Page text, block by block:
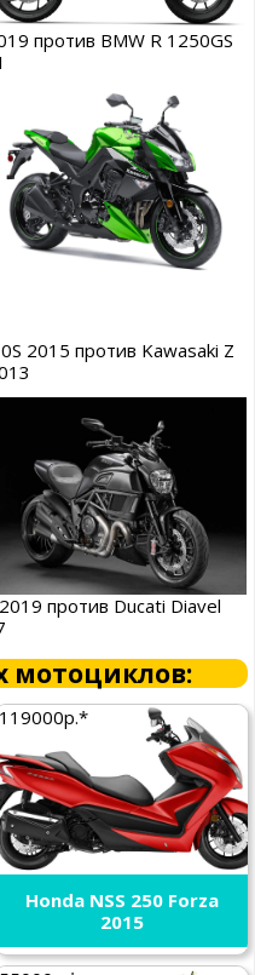
против BMW R 1250GS
2015 против Kawasaki Z
против Ducati Diavel
мотоциклов:
119000р.*
Honda NSS 250 Forza
2015